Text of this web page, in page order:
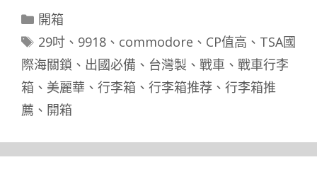
分
類
開箱
標
籤
29吋、 9918、 commodore 、 CP值高 、 TSA國
際海關鎖 、 出國必備 、 台灣製 、 戰車 、 戰車行李
箱 、 美麗華 、 行李箱 、 行李箱推荐 、 行李箱推
薦 、 開箱